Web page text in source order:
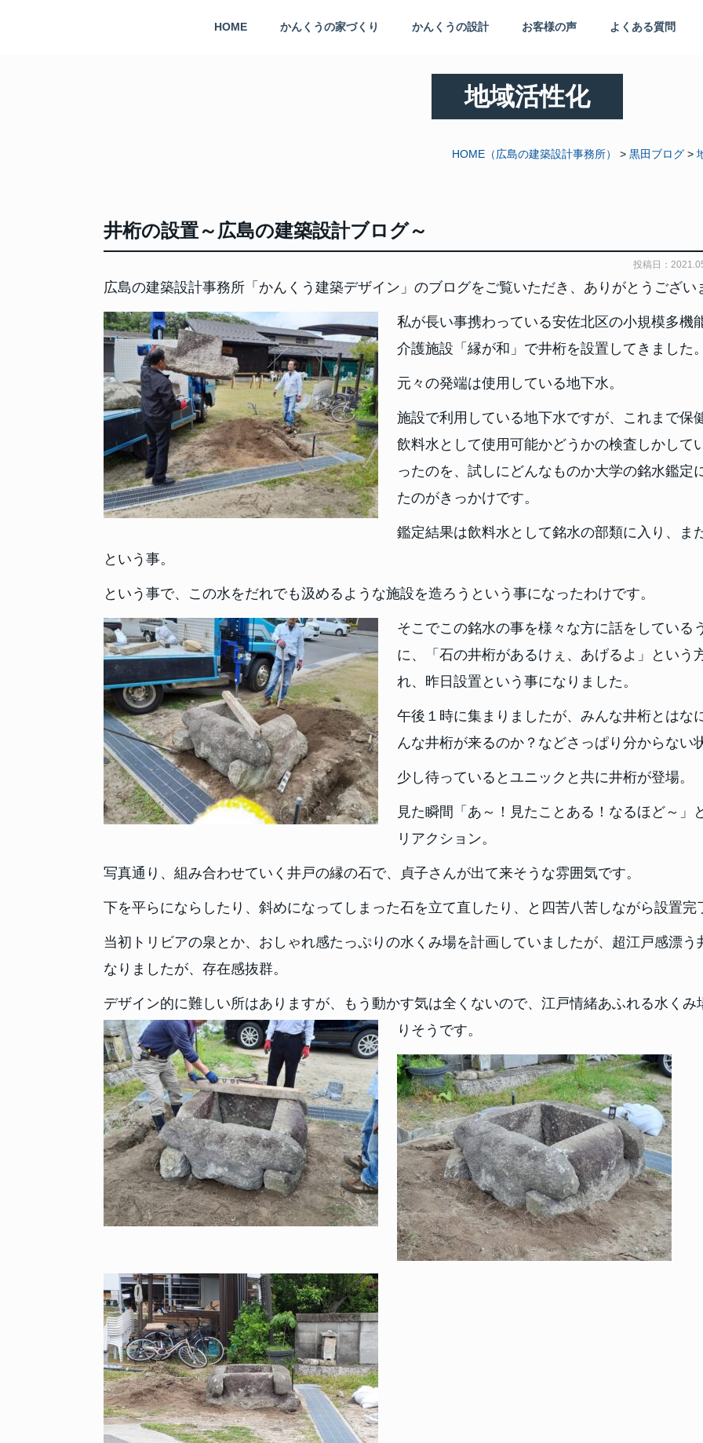
HOME かんくうの家づくり かんくうの設計 お客様の声 よくある質問
地域活性化
HOME （広島の建築設計事務所） > 黒田ブログ >
井桁の設置～広島の建築設計ブログ～
投稿日：
広島の建築設計事務所「かんくう建築デザイン」のブログをご覧いただき、ありがとうござい
私が長い事携わっている安佐北区の小規模多機
介護施設「縁が和」で井桁を設置してきました
元々の発端は使用している地下水。
施設で利用している地下水ですが、これまで保
飲料水として使用可能かどうかの検査しかして
ったのを、試しにどんなものか大学の銘水鑑定
たのがきっかけです。
鑑定結果は飲料水として銘水の部類に入り、ま
という事。
という事で、この水をだれでも汲めるような施設を造ろうという事になったわけです。
そこでこの銘水の事を様々な方に話をしている
に、「石の井桁があるけぇ、あげるよ」という
れ、昨日設置という事になりました。
午後１時に集まりましたが、みんな井桁とはな
んな井桁が来るのか？などさっぱり分からない
少し待っているとユニックと共に井桁が登場。
見た瞬間「あ～！見たことある！なるほど～」
リアクション。
写真通り、組み合わせていく井戸の縁の石で、貞子さんが出て来そうな雰囲気です。
下を平らにならしたり、斜めになってしまった石を立て直したり、と四苦八苦しながら設置完
当初トリビアの泉とか、おしゃれ感たっぷりの水くみ場を計画していましたが、超江戸感漂う
なりましたが、存在感抜群。
デザイン的に難しい所はありますが、もう動かす気は全くないので、江戸情緒あふれる水くみ
りそうです。